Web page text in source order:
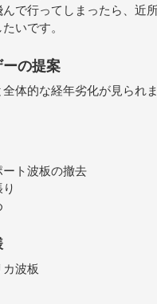
んで行ってしまったら、近
いです。
の提案
体的な経年劣化が見られ
ト波板の撤去
波板